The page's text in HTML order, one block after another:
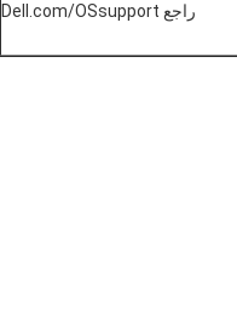
راجع Dell.com/OSsupport